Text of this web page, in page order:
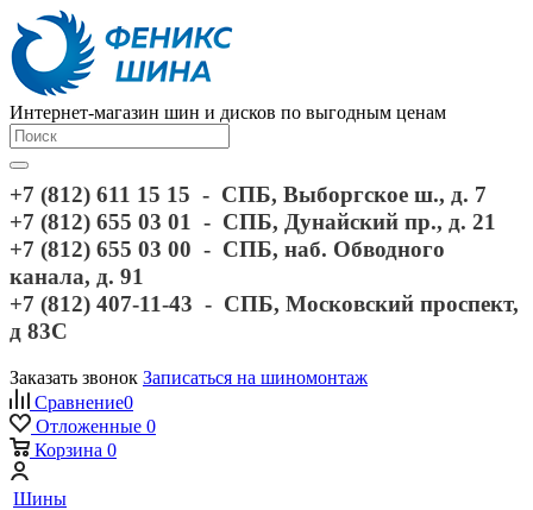
Интернет-магазин шин и дисков по выгодным ценам
+7 (812) 611 15 15 - СПБ, Выборгское ш., д. 7
+7 (812) 655 03 01 - СПБ, Дунайский пр., д. 21
+7 (812) 655 03 00 - СПБ, наб. Обводного
канала, д. 91
+7 (812) 407-11-43 - СПБ, Московский проспект,
д 83С
Заказать звонок Записаться на шиномонтаж
Сравнение0
Отложенные 0
Корзина 0
Шины